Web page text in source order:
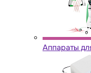
Аппараты